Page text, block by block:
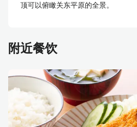
顶可以俯瞰关东平原的全景。
附近餐饮